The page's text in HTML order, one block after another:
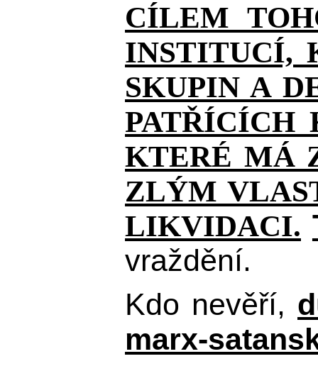
CÍLEM
INSTITUCÍ,
SKUPIN A
PATŘÍCÍCH
KTERÉ MÁ
ZLÝM
LIKVIDACI.
vraždění.
Kdo nevěří,
marx-